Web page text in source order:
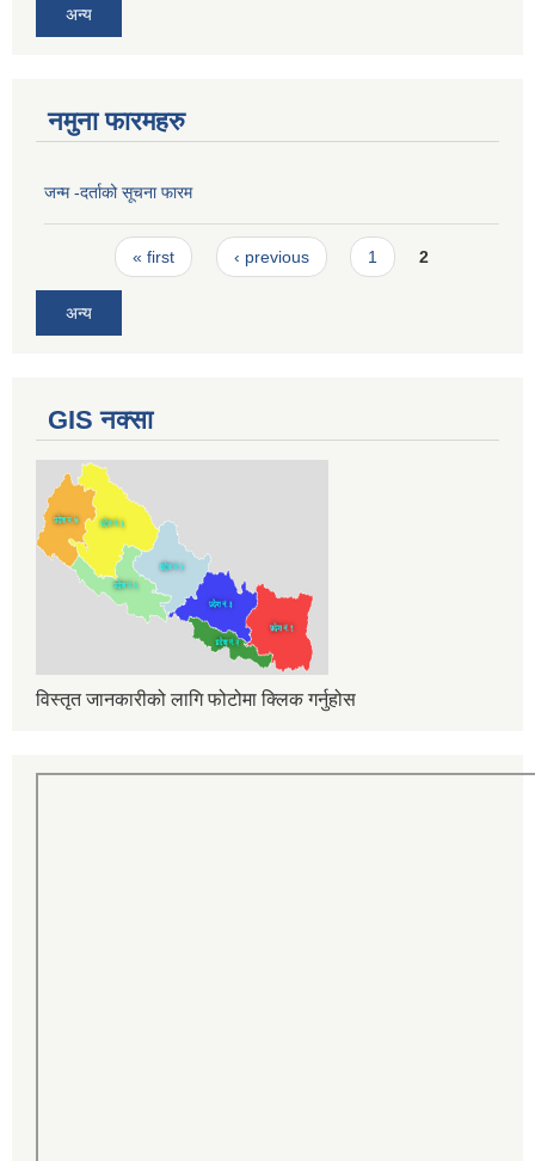
अन्य
नमुना फारमहरु
जन्म -दर्ताको सूचना फारम
Pages« first ‹ previous 1 2
अन्य
GIS नक्सा
विस्तृत जानकारीको लागि फोटोमा क्लिक गर्नुहोस